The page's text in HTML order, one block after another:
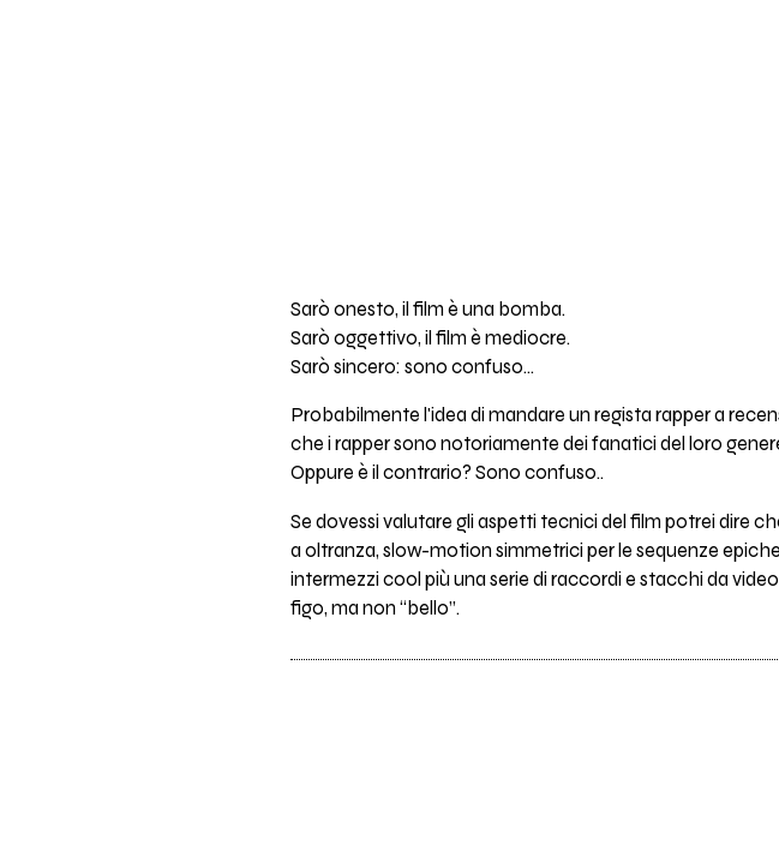
Sarò onesto, il film è una bomba.
Sarò oggettivo, il film è mediocre.
Sarò sincero: sono confuso...
Probabilmente l'idea di mandare un regista rapper a
che i rapper sono notoriamente dei fanatici del loro
Oppure è il contrario? Sono confuso..
Se dovessi valutare gli aspetti tecnici del film potrei dire
a oltranza, slow-motion simmetrici per le sequenze
intermezzi cool più una serie di raccordi e stacchi da
figo, ma non “bello”.